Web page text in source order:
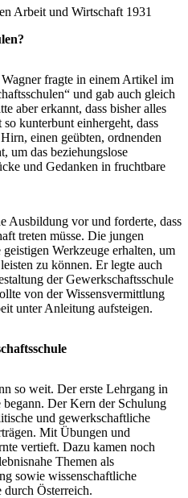
Arbeit und Wirtschaft 1931
fragte in einem Artikel im
und gab auch gleich
aber erkannt, dass bisher alles
kunterbunt einhergeht, dass
einen geübten, ordnenden
um das beziehungslose
und Gedanken in fruchtbare
Ausbildung vor und forderte, dass
treten müsse. Die jungen
Werkzeuge erhalten, um
zu können. Er legte auch
der Gewerkschaftsschule
von der Wissensvermittlung
unter Anleitung aufsteigen.
so weit. Der erste Lehrgang in
Der Kern der Schulung
und gewerkschaftliche
Mit Übungen und
vertieft. Dazu kamen noch
Themen als
sowie wissenschaftliche
durch Österreich.